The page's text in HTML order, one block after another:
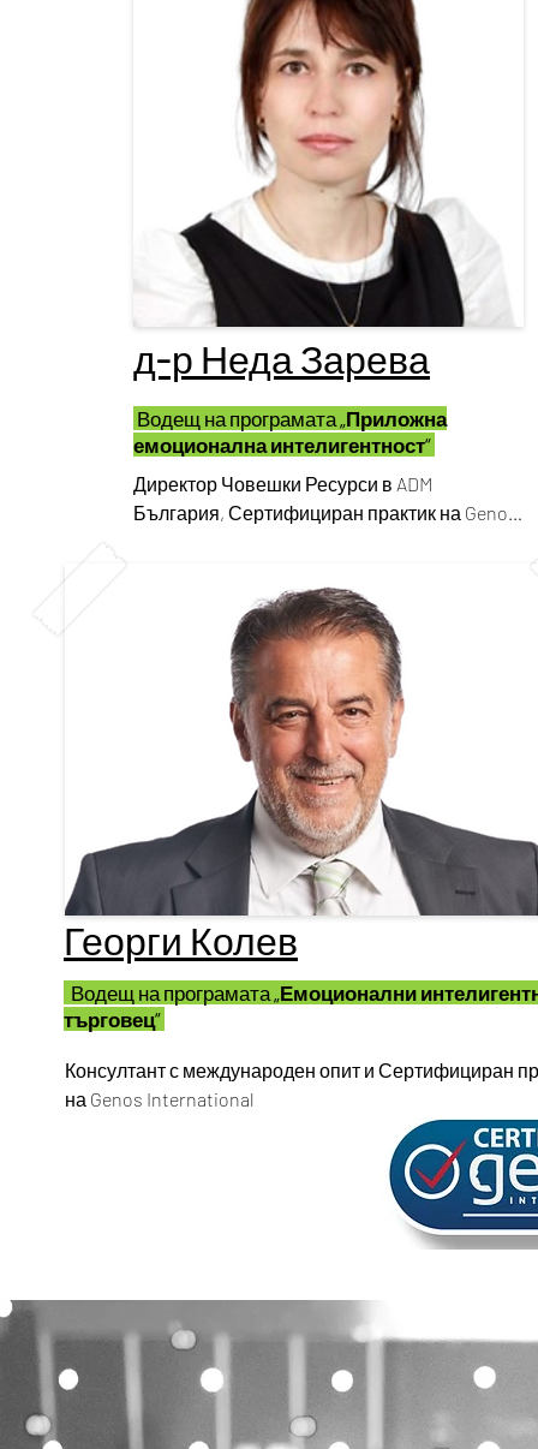
д-р Неда Зарева
Водещ на програмата „Приложна
емоционална интелигентност“
Директор Човешки Ресурси в ADM
България, Сертифициран практик на Genos
Георги Колев
Водещ на програмата „Емоционални
търговец“
Консултант с международен опит и Сертифициран
на Genos International